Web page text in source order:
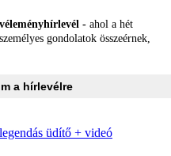
- ahol a hét
gondolatok összeérnek,
a hírlevélre
üdítő + videó